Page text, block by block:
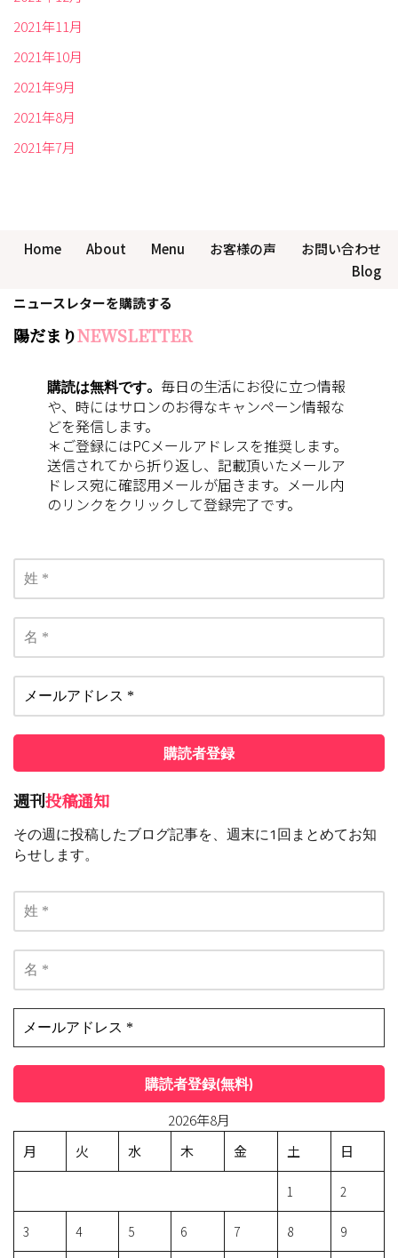
2021年11月
2021年10月
2021年9月
2021年8月
2021年7月
Home About Menu お客様の声
お問い合わせ
Blog
ニュースレターを購読する
陽だまりNEWSLETTER
購読は無料です。 毎日の生活にお役に立つ情報
や、時にはサロンのお得なキャンペーン情報な
どを発信します。
＊ご登録にはPCメールアドレスを推奨します。
送信されてから折り返し、記載頂いたメールア
ドレス宛に確認用メールが届きます。メール内
のリンクをクリックして登録完了です。
週刊投稿通知
その週に投稿したブログ記事を、週末に1回まとめてお知
らせします。
2026年8月
月
火 水 木 金 土 日
1 2
3 4 5 6 7 8 9